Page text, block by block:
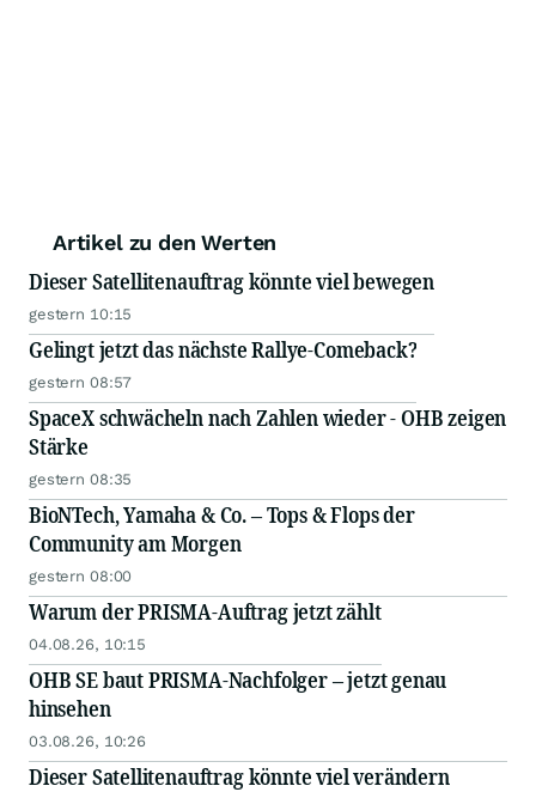
Artikel zu den Werten
Dieser Satellitenauftrag könnte viel bewegen
gestern 10:15
Gelingt jetzt das nächste Rallye-Comeback?
gestern 08:57
SpaceX schwächeln nach Zahlen wieder - OHB zeigen
Stärke
gestern 08:35
BioNTech, Yamaha & Co. – Tops & Flops der
Community am Morgen
gestern 08:00
Warum der PRISMA-Auftrag jetzt zählt
04.08.26, 10:15
OHB SE baut PRISMA-Nachfolger – jetzt genau
hinsehen
03.08.26, 10:26
Dieser Satellitenauftrag könnte viel verändern